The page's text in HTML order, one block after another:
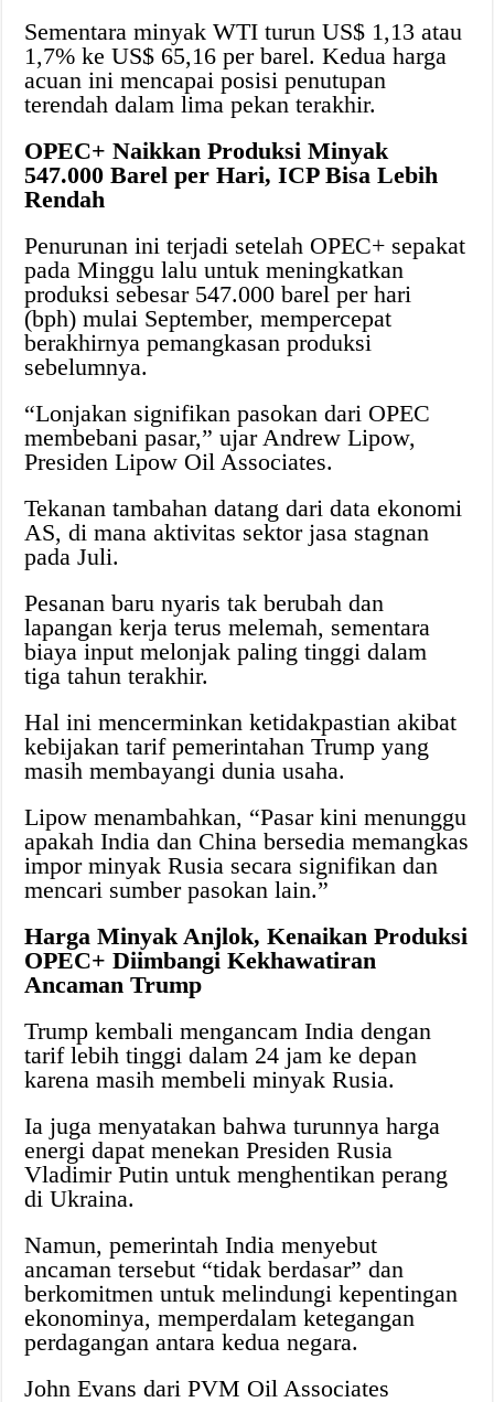
Sementara minyak WTI turun US$ 1,13 atau
1,7% ke US$ 65,16 per barel. Kedua harga
acuan ini mencapai posisi penutupan
terendah dalam lima pekan terakhir.
OPEC+ Naikkan Produksi Minyak
547.000 Barel per Hari, ICP Bisa Lebih
Rendah
Penurunan ini terjadi setelah OPEC+ sepakat
pada Minggu lalu untuk meningkatkan
produksi sebesar 547.000 barel per hari
(bph) mulai September, mempercepat
berakhirnya pemangkasan produksi
sebelumnya.
“Lonjakan signifikan pasokan dari OPEC
membebani pasar,” ujar Andrew Lipow,
Presiden Lipow Oil Associates.
Tekanan tambahan datang dari data ekonomi
AS, di mana aktivitas sektor jasa stagnan
pada Juli.
Pesanan baru nyaris tak berubah dan
lapangan kerja terus melemah, sementara
biaya input melonjak paling tinggi dalam
tiga tahun terakhir.
Hal ini mencerminkan ketidakpastian akibat
kebijakan tarif pemerintahan Trump yang
masih membayangi dunia usaha.
Lipow menambahkan, “Pasar kini menunggu
apakah India dan China bersedia memangkas
impor minyak Rusia secara signifikan dan
mencari sumber pasokan lain.”
Harga Minyak Anjlok, Kenaikan Produksi
OPEC+ Diimbangi Kekhawatiran
Ancaman Trump
Trump kembali mengancam India dengan
tarif lebih tinggi dalam 24 jam ke depan
karena masih membeli minyak Rusia.
Ia juga menyatakan bahwa turunnya harga
energi dapat menekan Presiden Rusia
Vladimir Putin untuk menghentikan perang
di Ukraina.
Namun, pemerintah India menyebut
ancaman tersebut “tidak berdasar” dan
berkomitmen untuk melindungi kepentingan
ekonominya, memperdalam ketegangan
perdagangan antara kedua negara.
John Evans dari PVM Oil Associates